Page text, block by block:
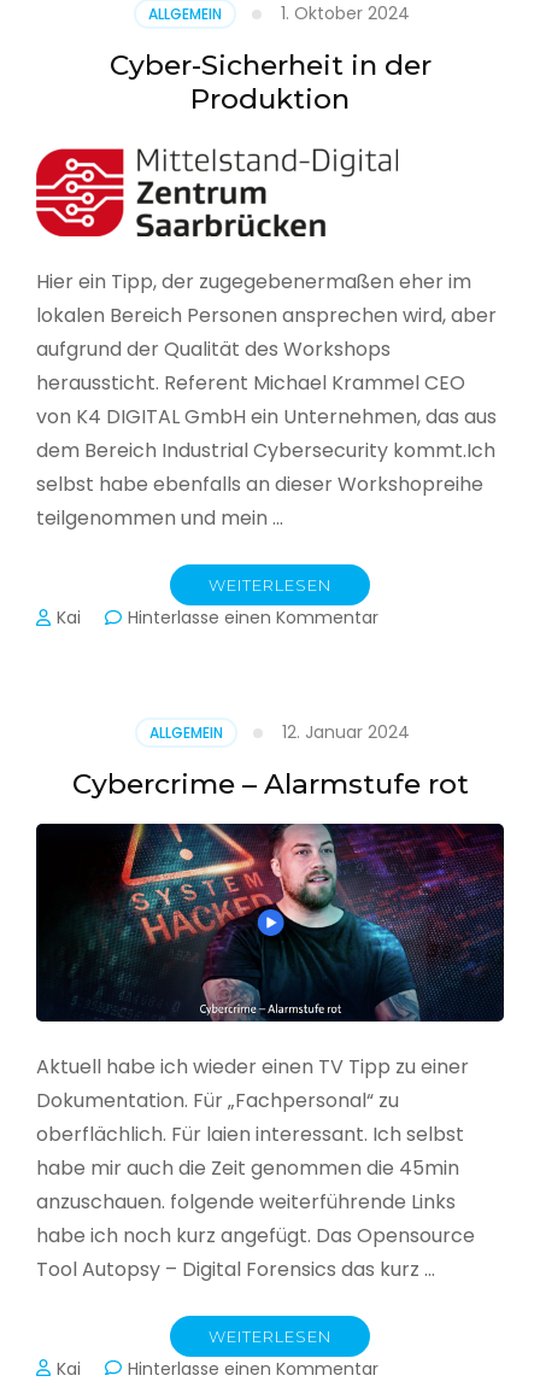
seinen
Lagebericht
zur
in
Deutschland
ALLGEMEIN 1. Oktober 2024
Cyber-Sicherheit in der
Produktion
Hier ein Tipp, der zugegebenermaßen eher im
lokalen Bereich Personen ansprechen wird, aber
aufgrund der Qualität des Workshops
heraussticht. Referent Michael Krammel CEO
von K4 DIGITAL GmbH ein Unternehmen, das aus
dem Bereich Industrial Cybersecurity kommt.Ich
selbst habe ebenfalls an dieser Workshopreihe
teilgenommen und mein …
WEITERLESEN
Kai Hinterlasse einen Kommentarzu
Produktion
ALLGEMEIN 12. Januar 2024
Cybercrime – Alarmstufe rot
Aktuell habe ich wieder einen TV Tipp zu einer
Dokumentation. Für „Fachpersonal“ zu
oberflächlich. Für laien interessant. Ich selbst
habe mir auch die Zeit genommen die 45min
anzuschauen. folgende weiterführende Links
habe ich noch kurz angefügt. Das Opensource
Tool Autopsy – Digital Forensics das kurz …
WEITERLESEN
Kai Hinterlasse einen Kommentarzu